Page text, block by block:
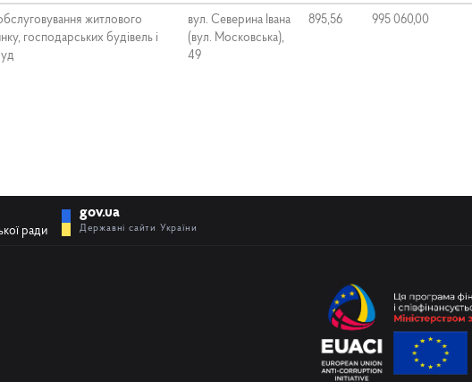
житлового
господарських будівель і
вул. Северина Івана
(вул. Московська),
49
895,56 995 060,00
ради
gov.ua
Державні сайти України